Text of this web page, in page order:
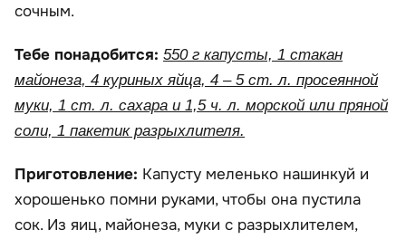
сочным.
Тебе понадобится: 550 г капусты, 1 стакан
майонеза, 4 куриных яйца, 4 – 5 ст. л. просеянной
муки, 1 ст. л. сахара и 1,5 ч. л. морской или пряной
соли, 1 пакетик разрыхлителя.
Приготовление: Капусту меленько нашинкуй и
хорошенько помни руками, чтобы она пустила
сок. Из яиц, майонеза, муки с разрыхлителем,